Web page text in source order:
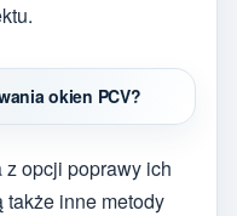
okien PCV?
opcji poprawy ich
także inne metody